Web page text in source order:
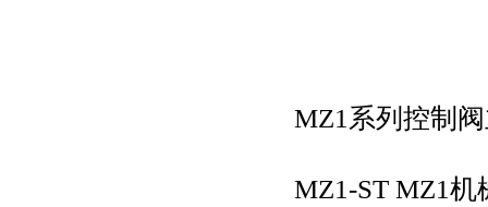
MZ1系列控制
MZ1-ST MZ1